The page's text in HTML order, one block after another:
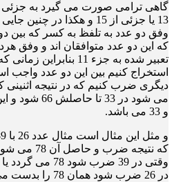
13 یا جزئی از 15 و هکذا در
که این دو عدد متوافقان اند و وفق
تعبیر شده به جزء 11
استخراج کنیم بین این دو عدد واجب
و 33 می باشد.
در 26 ضرب شود همان 78 را بدست می دهد، هذا.